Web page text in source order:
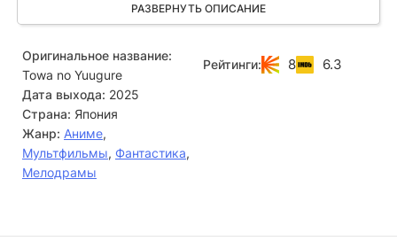
Товасы. Югурэ сразу же предлагает Акире вступить в
брак, что приводит его в крайнее замешательство.
его возлюбленная жива, и решает отправиться в долгое
путешествие вместе с Югурэ, чтобы найти Товасу и
раскрыть тайны изменившегося мира. Вместе им
предстоит столкнуться с опасностями
постапокалиптической реальности и узнать правду о
прошлом Акиры.
РАЗВЕРНУТЬ ОПИСАНИЕ
Оригинальное название:
Towa no Yuugure
Дата выхода: 2025
Страна: Япония
Жанр: Аниме,
Мультфильмы, Фантастика,
Мелодрамы
Рейтинги: 8 6.3